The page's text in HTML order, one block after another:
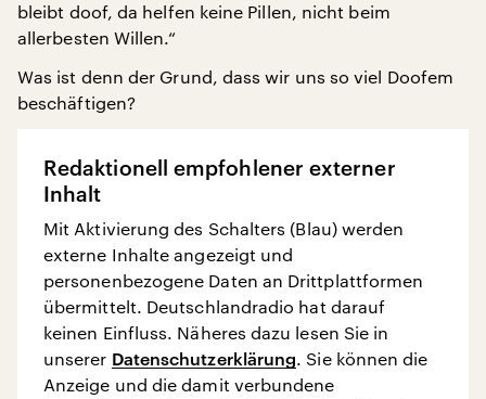
bleibt doof, da helfen keine Pillen, nicht beim
allerbesten Willen.“
Was ist denn der Grund, dass wir uns so viel Doofem
beschäftigen?
Redaktionell empfohlener externer
Inhalt
Mit Aktivierung des Schalters (Blau) werden
externe Inhalte angezeigt und
personenbezogene Daten an Drittplattformen
übermittelt. Deutschlandradio hat darauf
keinen Einfluss. Näheres dazu lesen Sie in
unserer Datenschutzerklärung. Sie können die
Anzeige und die damit verbundene